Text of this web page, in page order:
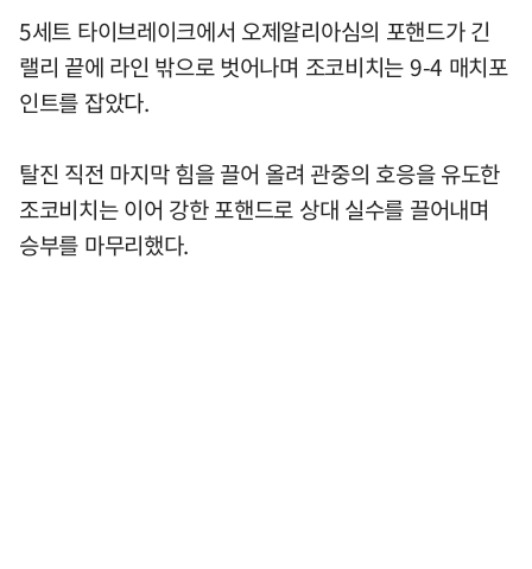
5세트 타이브레이크에서 오제알리아심의 포핸드가 긴
랠리 끝에 라인 밖으로 벗어나며 조코비치는 9-4 매치포
인트를 잡았다.
탈진 직전 마지막 힘을 끌어 올려 관중의 호응을 유도한
조코비치는 이어 강한 포핸드로 상대 실수를 끌어내며
승부를 마무리했다.